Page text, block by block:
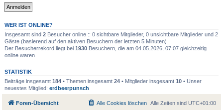
WER IST ONLINE?
Insgesamt sind2 Besucher online :: 0 sichtbare Mitglieder, 0 unsichtbare Mitglieder und 2
Gäste (basierend auf den aktiven Besuchern der letzten 5 Minuten)
Der Besucherrekord liegt bei1930 Besuchern, die am 04.05.2026, 07:07 gleichzeitig
online waren.
STATISTIK
Beiträge insgesamt184 • Themen insgesamt24 • Mitglieder insgesamt10 • Unser
neuestes Mitglied:erdbeerpunsch
Foren-Übersicht Alle Zeiten sind UTC+01:00
Alle Cookies löschen